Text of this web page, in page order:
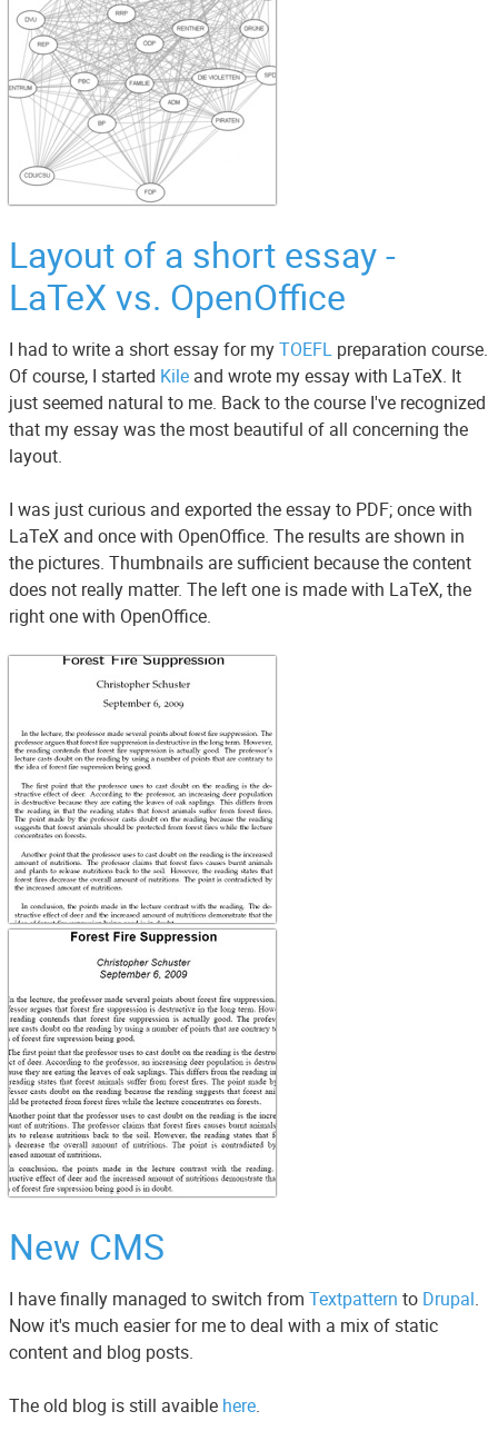
Layout of a short essay -
LaTeX vs. OpenOffice
I had to write a short essay for myTOEFL preparation course.
Of course, I started Kile and wrote my essay with LaTeX. It
just seemed natural to me. Back to the course I've recognized
that my essay was the most beautiful of all concerning the
layout.
I was just curious and exported the essay to PDF; once with
LaTeX and once with OpenOffice. The results are shown in
the pictures. Thumbnails are sufficient because the content
does not really matter. The left one is made with LaTeX, the
right one with OpenOffice.
New CMS
I have finally managed to switch from Textpattern to Drupal.
Now it's much easier for me to deal with a mix of static
content and blog posts.
The old blog is still avaible here.